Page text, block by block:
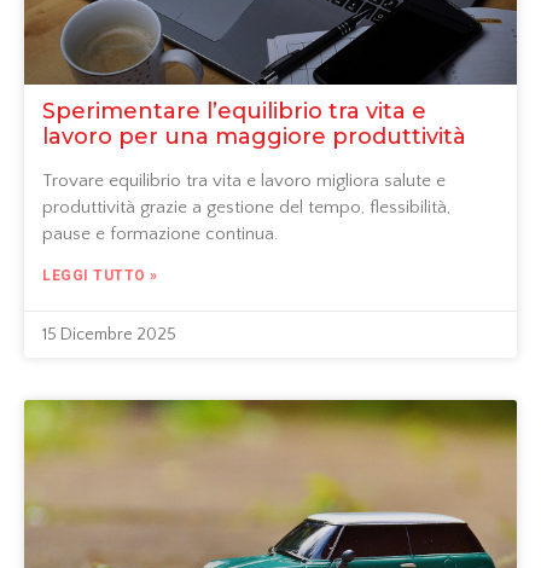
Sperimentare l’equilibrio tra vita e
lavoro per una maggiore produttività
Trovare equilibrio tra vita e lavoro migliora salute e
produttività grazie a gestione del tempo, flessibilità,
pause e formazione continua.
LEGGI TUTTO »
15 Dicembre 2025